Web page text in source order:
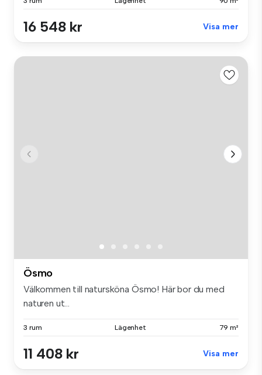
16 548 kr Visa mer
Ösmo
Välkommen till natursköna Ösmo! Här bor du med
naturen ut...
3 rum Lägenhet 79 m²
11 408 kr Visa mer